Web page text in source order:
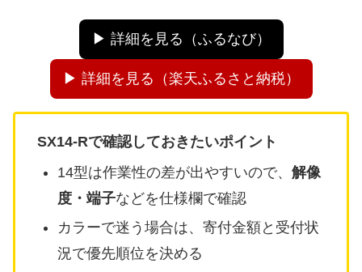
▶ 詳細を見る（ふるなび）
▶ 詳細を見る（楽天ふるさと納税）
SX14-Rで確認しておきたいポイント
14型は作業性の差が出やすいので、解像
度・端子などを仕様欄で確認
カラーで迷う場合は、寄付金額と受付状
況で優先順位を決める